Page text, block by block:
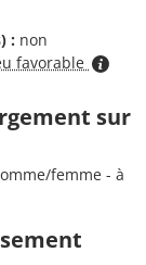
: non
favorable
sur
femme - à